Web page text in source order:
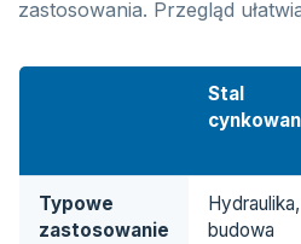
zastosowania. Przegląd
Stal
Typowe
zastosowanie
Hydraulika,
budowa